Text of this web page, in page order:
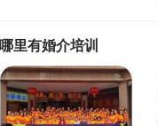
哪里有婚介培训